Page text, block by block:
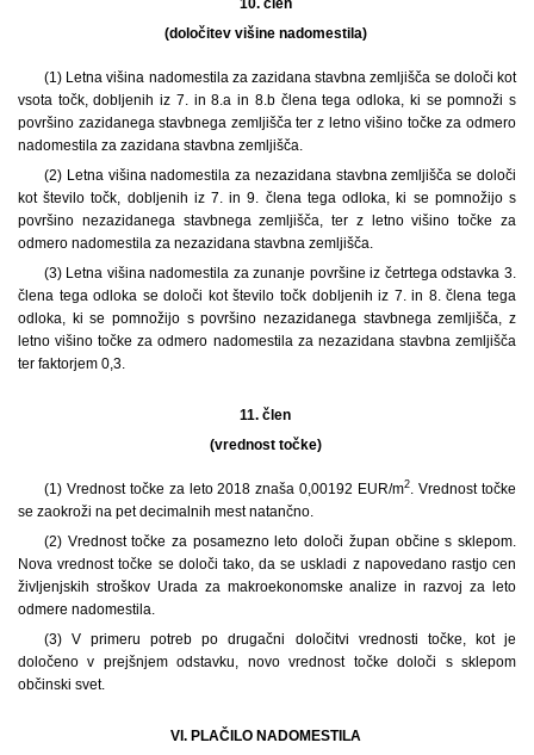
10. člen
(določitev višine nadomestila)
(1) Letna višina nadomestila za zazidana stavbna zemljišča se določi kot
vsota točk, dobljenih iz 7. in 8.a in 8.b člena tega odloka, ki se pomnoži s
površino zazidanega stavbnega zemljišča ter z letno višino točke za odmero
nadomestila za zazidana stavbna zemljišča.
(2) Letna višina nadomestila za nezazidana stavbna zemljišča se določi
kot število točk, dobljenih iz 7. in 9. člena tega odloka, ki se pomnožijo s
površino nezazidanega stavbnega zemljišča, ter z letno višino točke za
odmero nadomestila za nezazidana stavbna zemljišča.
(3) Letna višina nadomestila za zunanje površine iz četrtega odstavka 3.
člena tega odloka se določi kot število točk dobljenih iz 7. in 8. člena tega
odloka, ki se pomnožijo s površino nezazidanega stavbnega zemljišča, z
letno višino točke za odmero nadomestila za nezazidana stavbna zemljišča
ter faktorjem 0,3.
11. člen
(vrednost točke)
(1) Vrednost točke za leto 2018 znaša 0,00192 EUR/m2. Vrednost točke
se zaokroži na pet decimalnih mest natančno.
(2) Vrednost točke za posamezno leto določi župan občine s sklepom.
Nova vrednost točke se določi tako, da se uskladi z napovedano rastjo cen
življenjskih stroškov Urada za makroekonomske analize in razvoj za leto
odmere nadomestila.
(3) V primeru potreb po drugačni določitvi vrednosti točke, kot je
določeno v prejšnjem odstavku, novo vrednost točke določi s sklepom
občinski svet.
VI. PLAČILO NADOMESTILA